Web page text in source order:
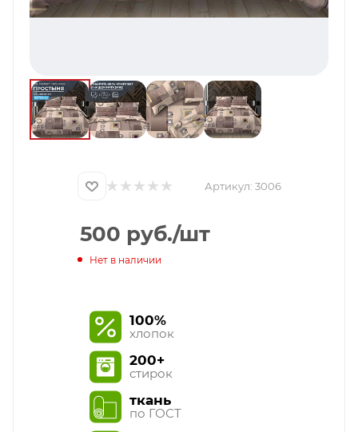
Артикул: 3006
500 руб./шт
Нет в наличии
100%
хлопок
200+
стирок
ткань
по ГОСТ